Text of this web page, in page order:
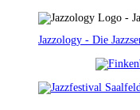
Jazzology - Die